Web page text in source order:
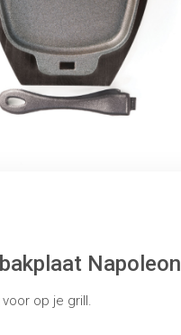
Napoleon
op je grill.